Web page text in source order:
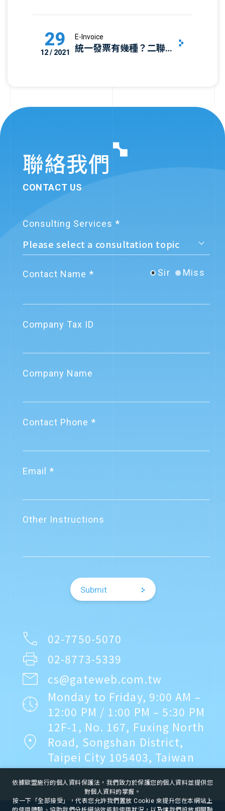
關網資訊雲端型方案月費
29
12 / 2021
E-Invoice
統一發票有幾種？二聯
聯絡我們
CONTACT US
Consulting Services
Contact Name Sir Miss
Company Tax ID
Company Name
Contact Phone
Email
Other Instructions
Submit
02-7750-5070
02-8773-5339
cs@gateweb.com.tw
Monday to Friday, 9:00 AM –
12:00 PM / 1:00 PM – 5:30 PM
12F-1, No. 167, Fuxing North
Road, Songshan District,
Taipei City 105403, Taiwan
依據歐盟施行的個人資料保護法，我們致力於保護您的個人資料並提供您
對個人資料的掌握。
按一下「全部接受」，代表您允許我們置放 Cookie 來提升您在本網站上